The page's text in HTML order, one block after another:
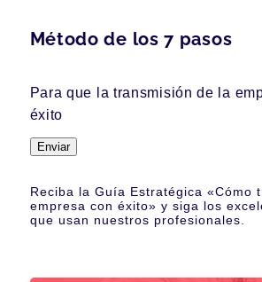
Método de los 7 pasos
Para que la transmisión de la
éxito
Enviar
Reciba la Guía Estratégica «Cómo
empresa con éxito» y siga los
que usan nuestros profesionales.